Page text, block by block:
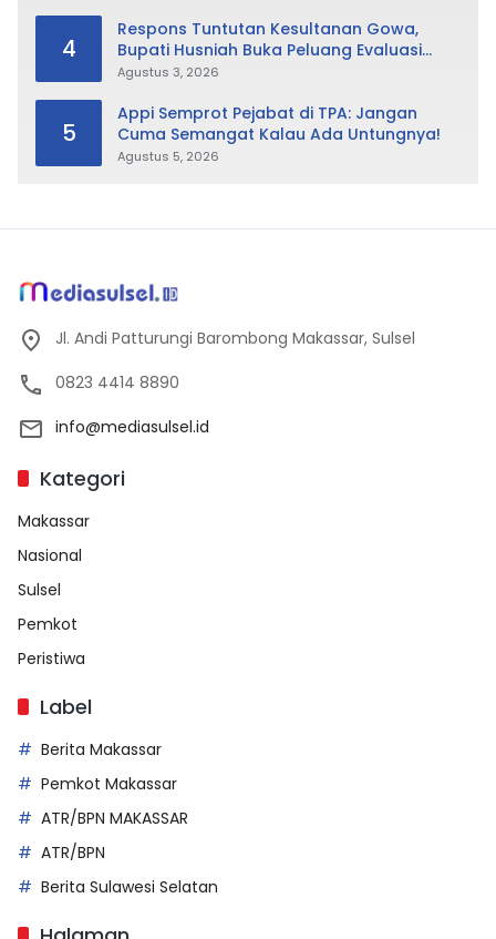
4
Respons Tuntutan Kesultanan Gowa,
Bupati Husniah Buka Peluang Evaluasi
Perda LAD: Bisa Direvisi Bahkan Diganti
Agustus 3, 2026
5
Appi Semprot Pejabat di TPA: Jangan
Cuma Semangat Kalau Ada Untungnya!
Agustus 5, 2026
Jl. Andi Patturungi Barombong Makassar, Sulsel
0823 4414 8890
info@mediasulsel.id
Kategori
Makassar
Nasional
Sulsel
Pemkot
Peristiwa
Label
Berita Makassar
Pemkot Makassar
ATR/BPN MAKASSAR
ATR/BPN
Berita Sulawesi Selatan